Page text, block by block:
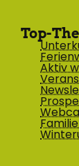
Top-
Aktiv